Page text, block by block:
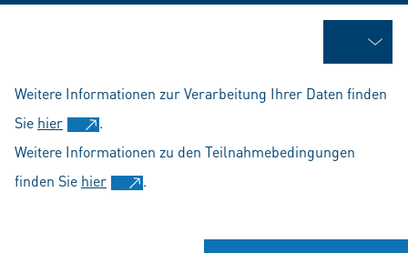
Weitere Informationen zur Verarbeitung Ihrer Daten finden
Sie hier
.
Weitere Informationen zu den Teilnahmebedingungen
finden Sie hier .